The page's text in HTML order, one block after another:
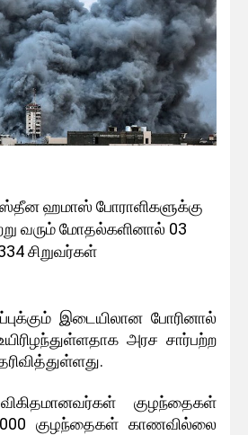
ஹமாஸ் போராளிகளுக்கு
வரும் மோதல்களினால் 03
சிறுவர்கள்
இடையிலான போரினால்
அரச சார்பற்ற
குழந்தைகள்
குழந்தைகள் காணவில்லை